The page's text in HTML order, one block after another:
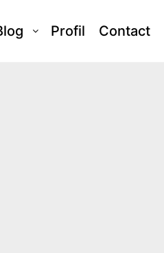
Profil Contact